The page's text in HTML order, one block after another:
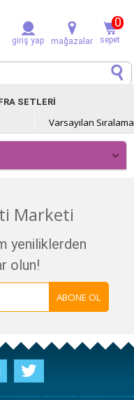
giriş yap mağazalar sepet
0
SETLERİ
Marketi
yeniliklerden
olun!
ABONE OL